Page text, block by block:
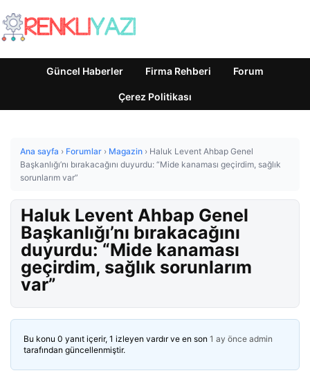
Güncel Haberler Firma Rehberi Forum
Çerez Politikası
Ana sayfa › Forumlar › Magazin › Haluk Levent Ahbap Genel
Başkanlığı’nı bırakacağını duyurdu: “Mide kanaması geçirdim, sağlık
sorunlarım var”
Haluk Levent Ahbap Genel
Başkanlığı’nı bırakacağını
duyurdu: “Mide kanaması
geçirdim, sağlık sorunlarım
var”
Bu konu 0 yanıt içerir, 1 izleyen vardır ve en son 1 ay önce admin
tarafından güncellenmiştir.